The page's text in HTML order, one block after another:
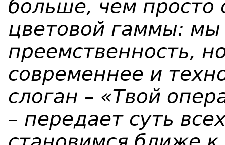
больше, чем просто
цветовой гаммы: мы
преемственность,
современнее и
слоган – «Твой
– передает суть